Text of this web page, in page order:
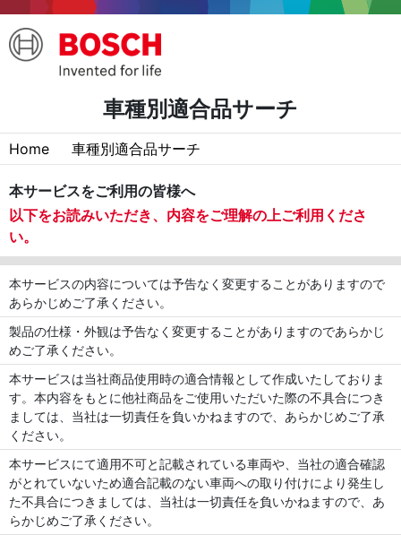
車種別適合品サーチ
Home 車種別適合品サーチ
本サービスをご利用の皆様へ
以下をお読みいただき、内容をご理解の上ご利用くださ
い。
本サービスの内容については予告なく変更することがありますので
あらかじめご了承ください。
製品の仕様・外観は予告なく変更することがありますのであらかじ
めご了承ください。
本サービスは当社商品使用時の適合情報として作成いたしておりま
す。本内容をもとに他社商品をご使用いただいた際の不具合につき
ましては、当社は一切責任を負いかねますので、あらかじめご了承
ください。
本サービスにて適用不可と記載されている車両や、当社の適合確認
がとれていないため適合記載のない車両への取り付けにより発生し
た不具合につきましては、当社は一切責任を負いかねますので、あ
らかじめご了承ください。